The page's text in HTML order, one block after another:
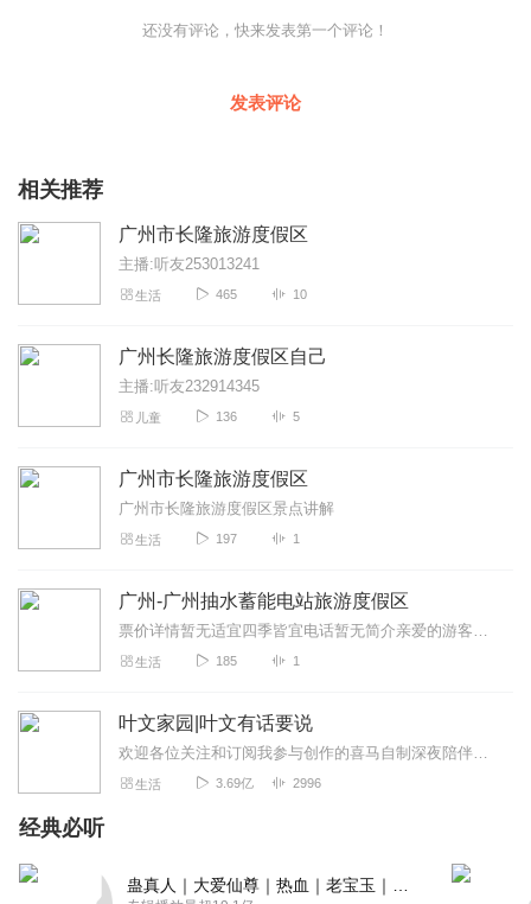
还没有评论，快来发表第一个评论！
发表评论
相关推荐
广州市长隆旅游度假区
主播:听友253013241
生活 465 10
广州长隆旅游度假区自己
主播:听友232914345
儿童 136 5
广州市长隆旅游度假区
广州市长隆旅游度假区景点讲解
生活 197 1
广州-广州抽水蓄能电站旅游度假区
票价详情暂无适宜四季皆宜电话暂无简介亲爱的游客朋友您好，欢迎您来到广州抽水蓄能电站旅游度假区。这里拥有世界最大的抽水蓄能电站、三星级的双湖酒店、各...
生活 185 1
叶文家园|叶文有话要说
欢迎各位关注和订阅我参与创作的喜马自制深夜陪伴谈话栏目《听你说·百态人声》【听你说·百态人声】每晚直播连线真实人间故事|叶文现场互动中|人间冷暖，抱团取暖每周...
生活 3.69亿 2996
经典必听